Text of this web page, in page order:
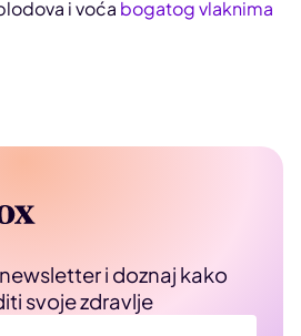
i voća bogatog vlaknima
i doznaj kako
svoje zdravlje